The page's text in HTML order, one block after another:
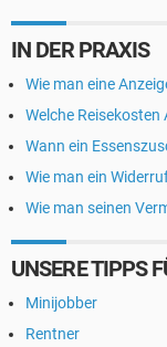
IN DER PRAXIS
Wie man eine
Welche
Wann ein
Wie man ein
Wie man seinen
UNSERE TIPPS
Minijobber
Rentner